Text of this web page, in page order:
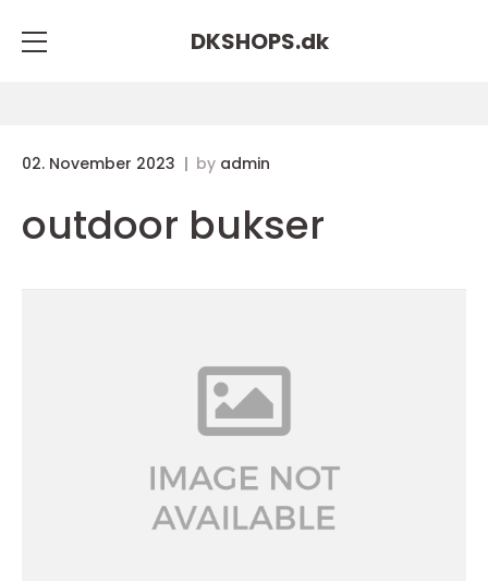
DKSHOPS.dk
02. November 2023 by admin
outdoor bukser